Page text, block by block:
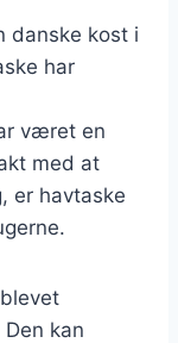
danske kost i
har
været en
med at
er havtaske
kan